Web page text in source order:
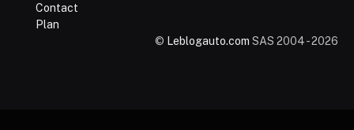
Contact
Plan
© Leblogauto.com SAS 2004 - 2026